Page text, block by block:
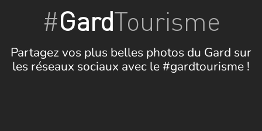
#GardTourisme
Partagez vos plus belles photos du Gard sur
les réseaux sociaux avec le #gardtourisme !